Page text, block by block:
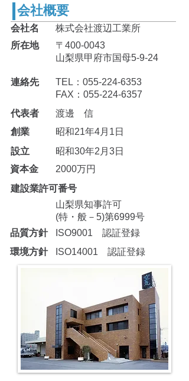
会社概要
会社名
​株式会社渡辺工業所
所在地
​〒400-0043
山梨県甲府市国母5-9-24
連絡先
TEL：055-224-6353
FAX：055-224-6357
代表者
渡邊 信
創業
昭和21年4月1日
設立
資本金
昭和30年2月3日
2000万円
建設業許可番号
山梨県知事許可
(特・般－5)第6999号
品質方針
ISO9001 認証登録
環境方針
ISO14001 認証登録